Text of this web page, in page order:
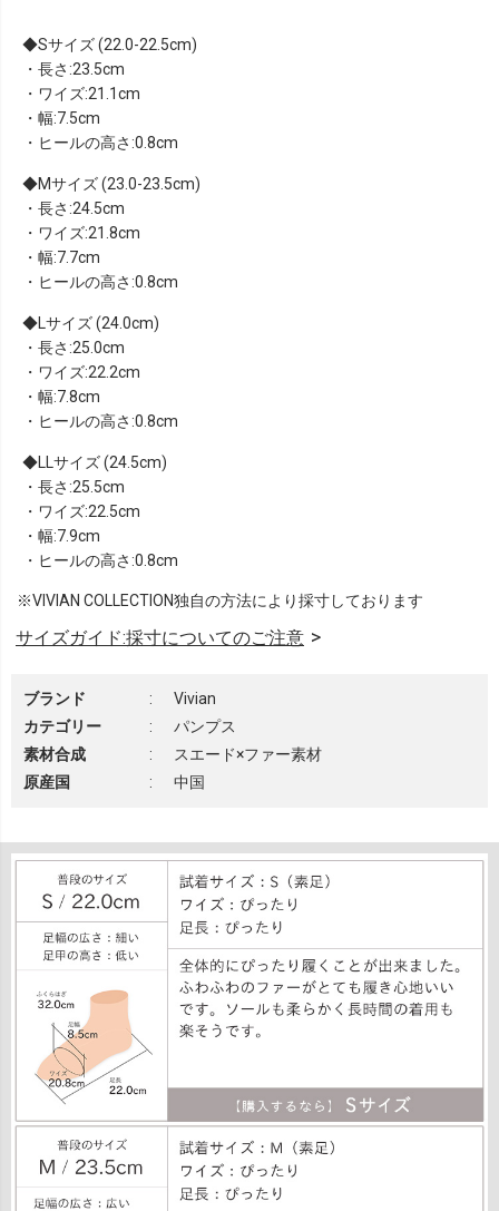
Sサイズ (22.0-22.5cm)
・長さ:23.5cm
・ワイズ:21.1cm
・幅:7.5cm
・ヒールの高さ:0.8cm
Mサイズ (23.0-23.5cm)
・長さ:24.5cm
・ワイズ:21.8cm
・幅:7.7cm
・ヒールの高さ:0.8cm
Lサイズ (24.0cm)
・長さ:25.0cm
・ワイズ:22.2cm
・幅:7.8cm
・ヒールの高さ:0.8cm
LLサイズ (24.5cm)
・長さ:25.5cm
・ワイズ:22.5cm
・幅:7.9cm
・ヒールの高さ:0.8cm
※VIVIAN COLLECTION独自の方法により採寸しております
サイズガイド:採寸についてのご注意
ブランド :
Vivian
カテゴリー
:
パンプス
素材合成
:
スエード×ファー素材
原産国
: 中国